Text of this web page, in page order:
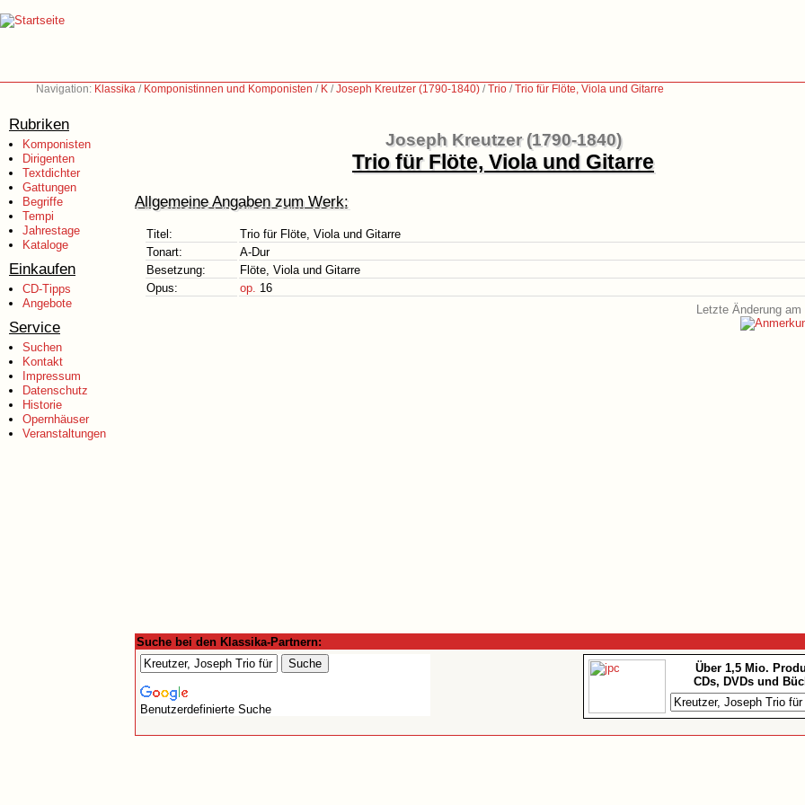
Navigation: Klassika / Komponistinnen und Komponisten / K /Joseph Kreutzer (1790-1840) /Trio /Trio für Flöte, Viola und Gitarre
Rubriken
Komponisten
Dirigenten
Textdichter
Gattungen
Begriffe
Tempi
Jahrestage
Kataloge
Einkaufen
CD-Tipps
Angebote
Service
Suchen
Kontakt
Impressum
Datenschutz
Historie
Opernhäuser
Veranstaltungen
Joseph Kreutzer (1790-1840)
Trio für Flöte, Viola und Gitarre
Allgemeine Angaben zum Werk:
Titel:
Trio für Flöte, Viola und Gitarre
Tonart:
A-Dur
Besetzung:
Flöte, Viola und Gitarre
Opus:
op. 16
Letzte Änderung
Suche bei den Klassika-Partnern:
Benutzerdefinierte Suche
Über 1,5 Mio.
CDs, DVDs und